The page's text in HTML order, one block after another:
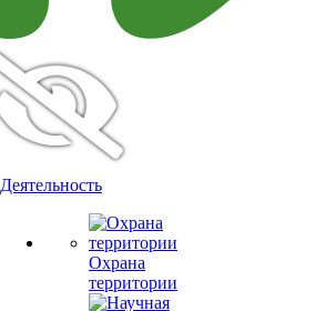
Деятельность
Охрана
территории